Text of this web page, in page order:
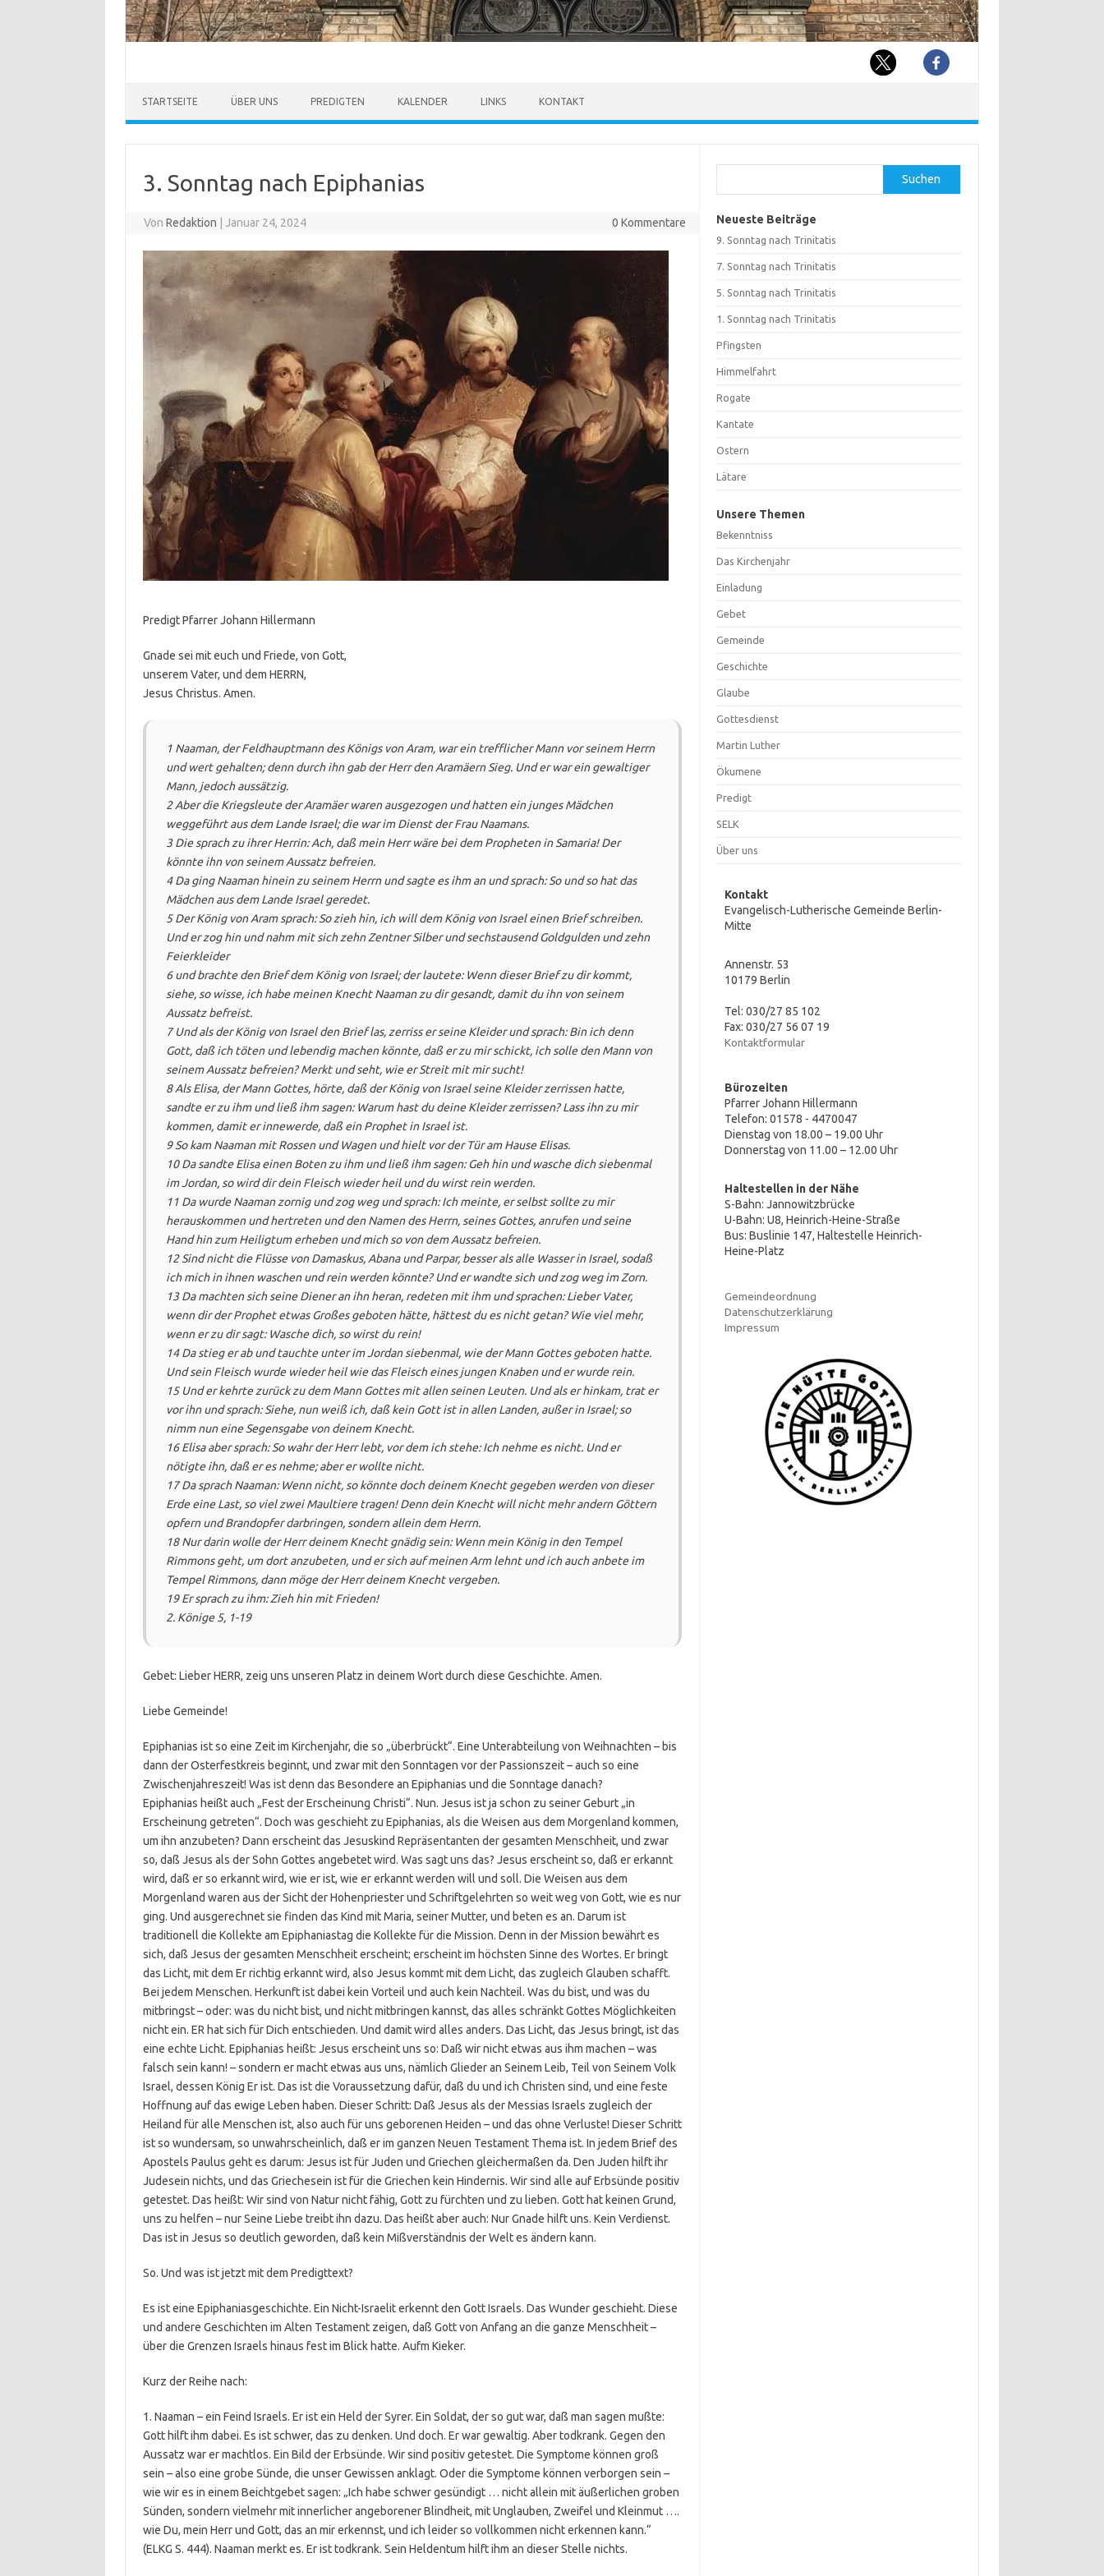
STARTSEITE ÜBER UNS PREDIGTEN KALENDER LINKS KONTAKT
3. Sonntag nach Epiphanias
VonRedaktion Januar 24, 2024 0 Kommentare
Predigt Pfarrer Johann Hillermann
Gnade sei mit euch und Friede, von Gott,
unserem Vater, und dem HERRN,
Jesus Christus. Amen.
1 Naaman, der Feldhauptmann des Königs von Aram, war ein trefflicher Mann vor seinem Herrn
und wert gehalten; denn durch ihn gab der Herr den Aramäern Sieg. Und er war ein gewaltiger
Mann, jedoch aussätzig.
2 Aber die Kriegsleute der Aramäer waren ausgezogen und hatten ein junges Mädchen
weggeführt aus dem Lande Israel; die war im Dienst der Frau Naamans.
3 Die sprach zu ihrer Herrin: Ach, daß mein Herr wäre bei dem Propheten in Samaria! Der
könnte ihn von seinem Aussatz befreien.
4 Da ging Naaman hinein zu seinem Herrn und sagte es ihm an und sprach: So und so hat das
Mädchen aus dem Lande Israel geredet.
5 Der König von Aram sprach: So zieh hin, ich will dem König von Israel einen Brief schreiben.
Und er zog hin und nahm mit sich zehn Zentner Silber und sechstausend Goldgulden und zehn
Feierkleider
6 und brachte den Brief dem König von Israel; der lautete: Wenn dieser Brief zu dir kommt,
siehe, so wisse, ich habe meinen Knecht Naaman zu dir gesandt, damit du ihn von seinem
Aussatz befreist.
7 Und als der König von Israel den Brief las, zerriss er seine Kleider und sprach: Bin ich denn
Gott, daß ich töten und lebendig machen könnte, daß er zu mir schickt, ich solle den Mann von
seinem Aussatz befreien? Merkt und seht, wie er Streit mit mir sucht!
8 Als Elisa, der Mann Gottes, hörte, daß der König von Israel seine Kleider zerrissen hatte,
sandte er zu ihm und ließ ihm sagen: Warum hast du deine Kleider zerrissen? Lass ihn zu mir
kommen, damit er innewerde, daß ein Prophet in Israel ist.
9 So kam Naaman mit Rossen und Wagen und hielt vor der Tür am Hause Elisas.
10 Da sandte Elisa einen Boten zu ihm und ließ ihm sagen: Geh hin und wasche dich siebenmal
im Jordan, so wird dir dein Fleisch wieder heil und du wirst rein werden.
11 Da wurde Naaman zornig und zog weg und sprach: Ich meinte, er selbst sollte zu mir
herauskommen und hertreten und den Namen des Herrn, seines Gottes, anrufen und seine
Hand hin zum Heiligtum erheben und mich so von dem Aussatz befreien.
12 Sind nicht die Flüsse von Damaskus, Abana und Parpar, besser als alle Wasser in Israel, sodaß
ich mich in ihnen waschen und rein werden könnte? Und er wandte sich und zog weg im Zorn.
13 Da machten sich seine Diener an ihn heran, redeten mit ihm und sprachen: Lieber Vater,
wenn dir der Prophet etwas Großes geboten hätte, hättest du es nicht getan? Wie viel mehr,
wenn er zu dir sagt: Wasche dich, so wirst du rein!
14 Da stieg er ab und tauchte unter im Jordan siebenmal, wie der Mann Gottes geboten hatte.
Und sein Fleisch wurde wieder heil wie das Fleisch eines jungen Knaben und er wurde rein.
15 Und er kehrte zurück zu dem Mann Gottes mit allen seinen Leuten. Und als er hinkam, trat er
vor ihn und sprach: Siehe, nun weiß ich, daß kein Gott ist in allen Landen, außer in Israel; so
nimm nun eine Segensgabe von deinem Knecht.
16 Elisa aber sprach: So wahr der Herr lebt, vor dem ich stehe: Ich nehme es nicht. Und er
nötigte ihn, daß er es nehme; aber er wollte nicht.
17 Da sprach Naaman: Wenn nicht, so könnte doch deinem Knecht gegeben werden von dieser
Erde eine Last, so viel zwei Maultiere tragen! Denn dein Knecht will nicht mehr andern Göttern
opfern und Brandopfer darbringen, sondern allein dem Herrn.
18 Nur darin wolle der Herr deinem Knecht gnädig sein: Wenn mein König in den Tempel
Rimmons geht, um dort anzubeten, und er sich auf meinen Arm lehnt und ich auch anbete im
Tempel Rimmons, dann möge der Herr deinem Knecht vergeben.
19 Er sprach zu ihm: Zieh hin mit Frieden!
2. Könige 5, 1-19
Gebet: Lieber HERR, zeig uns unseren Platz in deinem Wort durch diese Geschichte. Amen.
Liebe Gemeinde!
Epiphanias ist so eine Zeit im Kirchenjahr, die so „überbrückt“. Eine Unterabteilung von Weihnachten – bis
dann der Osterfestkreis beginnt, und zwar mit den Sonntagen vor der Passionszeit – auch so eine
Zwischenjahreszeit! Was ist denn das Besondere an Epiphanias und die Sonntage danach?
Epiphanias heißt auch „Fest der Erscheinung Christi“. Nun. Jesus ist ja schon zu seiner Geburt „in
Erscheinung getreten“. Doch was geschieht zu Epiphanias, als die Weisen aus dem Morgenland kommen,
um ihn anzubeten? Dann erscheint das Jesuskind Repräsentanten der gesamten Menschheit, und zwar
so, daß Jesus als der Sohn Gottes angebetet wird. Was sagt uns das? Jesus erscheint so, daß er erkannt
wird, daß er so erkannt wird, wie er ist, wie er erkannt werden will und soll. Die Weisen aus dem
Morgenland waren aus der Sicht der Hohenpriester und Schriftgelehrten so weit weg von Gott, wie es nur
ging. Und ausgerechnet sie finden das Kind mit Maria, seiner Mutter, und beten es an. Darum ist
traditionell die Kollekte am Epiphaniastag die Kollekte für die Mission. Denn in der Mission bewährt es
sich, daß Jesus der gesamten Menschheit erscheint; erscheint im höchsten Sinne des Wortes. Er bringt
das Licht, mit dem Er richtig erkannt wird, also Jesus kommt mit dem Licht, das zugleich Glauben schafft.
Bei jedem Menschen. Herkunft ist dabei kein Vorteil und auch kein Nachteil. Was du bist, und was du
mitbringst – oder: was du nicht bist, und nicht mitbringen kannst, das alles schränkt Gottes Möglichkeiten
nicht ein. ER hat sich für Dich entschieden. Und damit wird alles anders. Das Licht, das Jesus bringt, ist das
eine echte Licht. Epiphanias heißt: Jesus erscheint uns so: Daß wir nicht etwas aus ihm machen – was
falsch sein kann! – sondern er macht etwas aus uns, nämlich Glieder an Seinem Leib, Teil von Seinem Volk
Israel, dessen König Er ist. Das ist die Voraussetzung dafür, daß du und ich Christen sind, und eine feste
Hoffnung auf das ewige Leben haben. Dieser Schritt: Daß Jesus als der Messias Israels zugleich der
Heiland für alle Menschen ist, also auch für uns geborenen Heiden – und das ohne Verluste! Dieser Schritt
ist so wundersam, so unwahrscheinlich, daß er im ganzen Neuen Testament Thema ist. In jedem Brief des
Apostels Paulus geht es darum: Jesus ist für Juden und Griechen gleichermaßen da. Den Juden hilft ihr
Judesein nichts, und das Griechesein ist für die Griechen kein Hindernis. Wir sind alle auf Erbsünde positiv
getestet. Das heißt: Wir sind von Natur nicht fähig, Gott zu fürchten und zu lieben. Gott hat keinen Grund,
uns zu helfen – nur Seine Liebe treibt ihn dazu. Das heißt aber auch: Nur Gnade hilft uns. Kein Verdienst.
Das ist in Jesus so deutlich geworden, daß kein Mißverständnis der Welt es ändern kann.
So. Und was ist jetzt mit dem Predigttext?
Es ist eine Epiphaniasgeschichte. Ein Nicht-Israelit erkennt den Gott Israels. Das Wunder geschieht. Diese
und andere Geschichten im Alten Testament zeigen, daß Gott von Anfang an die ganze Menschheit –
über die Grenzen Israels hinaus fest im Blick hatte. Aufm Kieker.
Kurz der Reihe nach:
1. Naaman – ein Feind Israels. Er ist ein Held der Syrer. Ein Soldat, der so gut war, daß man sagen mußte:
Gott hilft ihm dabei. Es ist schwer, das zu denken. Und doch. Er war gewaltig. Aber todkrank. Gegen den
Aussatz war er machtlos. Ein Bild der Erbsünde. Wir sind positiv getestet. Die Symptome können groß
sein – also eine grobe Sünde, die unser Gewissen anklagt. Oder die Symptome können verborgen sein –
wie wir es in einem Beichtgebet sagen: „Ich habe schwer gesündigt … nicht allein mit äußerlichen groben
Sünden, sondern vielmehr mit innerlicher angeborener Blindheit, mit Unglauben, Zweifel und Kleinmut ….
wie Du, mein Herr und Gott, das an mir erkennst, und ich leider so vollkommen nicht erkennen kann.“
(ELKG S. 444). Naaman merkt es. Er ist todkrank. Sein Heldentum hilft ihm an dieser Stelle nichts.
Suchen
Neueste Beiträge
9. Sonntag nach Trinitatis
7. Sonntag nach Trinitatis
5. Sonntag nach Trinitatis
1. Sonntag nach Trinitatis
Pfingsten
Himmelfahrt
Rogate
Kantate
Ostern
Lätare
Unsere Themen
Bekenntniss
Das Kirchenjahr
Einladung
Gebet
Gemeinde
Geschichte
Glaube
Gottesdienst
Martin Luther
Ökumene
Predigt
SELK
Über uns
Kontakt
Evangelisch-Lutherische Gemeinde Berlin-
Mitte
Annenstr. 53
10179 Berlin
Tel: 030/27 85 102
Fax: 030/27 56 07 19
Kontaktformular
Bürozeiten
Pfarrer Johann Hillermann
Telefon: 01578 - 4470047
Dienstag von 18.00 – 19.00 Uhr
Donnerstag von 11.00 – 12.00 Uhr
Haltestellen in der Nähe
S-Bahn: Jannowitzbrücke
U-Bahn: U8, Heinrich-Heine-Straße
Bus: Buslinie 147, Haltestelle Heinrich-
Heine-Platz
Gemeindeordnung
Datenschutzerklärung
Impressum